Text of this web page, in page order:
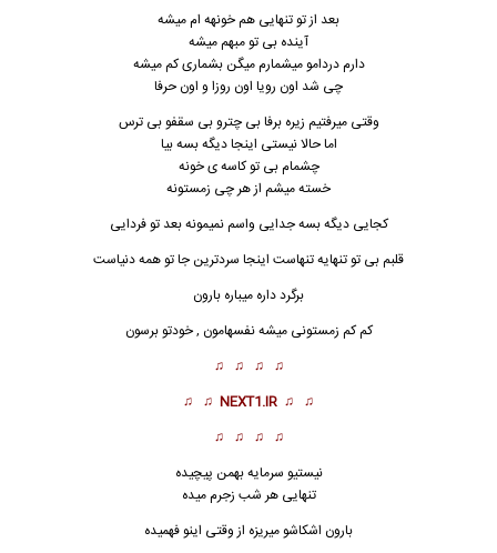
بعد از تو تنهایی هم خونهه ام میشه
آینده بی تو مبهم میشه
دارم دردامو میشمارم میگن بشماری کم میشه
چی شد اون رویا اون روزا و اون حرفا
وقتی میرفتیم زیره برفا بی چترو بی سقفو بی ترس
اما حالا نیستی اینجا دیگه بسه بیا
چشمام بی تو کاسه ی خونه
خسته میشم از هر چی زمستونه
کجایی دیگه بسه جدایی واسم نمیمونه بعد تو فردایی
قلبم بی تو تنهایه تنهاست اینجا سردترین جا تو همه دنیاست
برگرد داره میباره بارون
کم کم زمستونی میشه نفسهامون , خودتو برسون
♫ ♫ ♫ ♫
♫ ♫
NEXT1.IR
♫ ♫
♫ ♫ ♫ ♫
نیستیو سرمایه بهمن پیچیده
تنهایی هر شب زجرم میده
بارون اشکاشو میریزه از وقتی اینو فهمیده